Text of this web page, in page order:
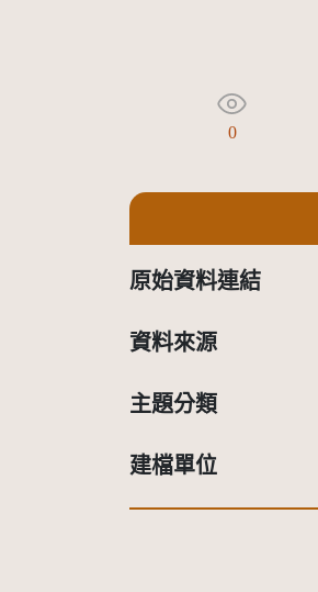
0
原始資料連結
資料來源
主題分類
建檔單位